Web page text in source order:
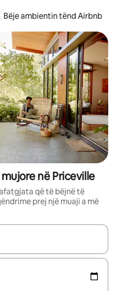
Bëje ambientin tënd Airbnb
në Priceville
që të bëjnë të
prej një muaji a më
lëviz me butonat e